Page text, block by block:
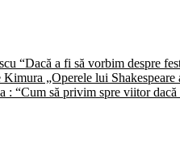
“Dacă a fi să vorbim despre
„Operele lui
“Cum să privim spre viitor dacă